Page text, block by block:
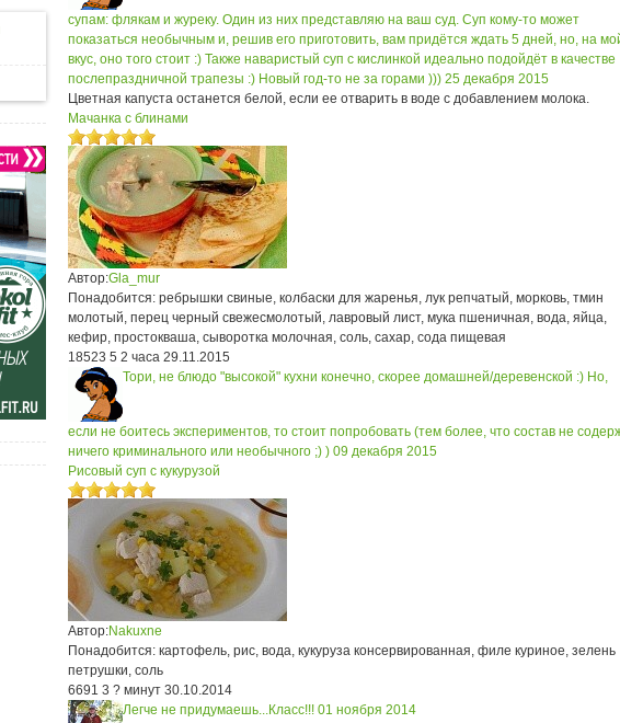
супам: флякам и журеку. Один из них представляю на ваш суд. Суп кому-то может
показаться необычным и, решив его приготовить, вам придётся ждать 5 дней, но, на
вкус, оно того стоит :) Также наваристый суп с кислинкой идеально подойдёт в качестве
послепраздничной трапезы :) Новый год-то не за горами ))) 25 декабря 2015
Цветная капуста останется белой, если ее отварить в воде с добавлением молока.
Мачанка с блинами
Автор:Gla_mur
Понадобится: ребрышки свиные, колбаски для жаренья, лук репчатый, морковь, тмин
молотый, перец черный свежесмолотый, лавровый лист, мука пшеничная, вода, яйца,
кефир, простокваша, сыворотка молочная, соль, сахар, сода пищевая
18523 5 2 часа 29.11.2015
Тори, не блюдо "высокой" кухни конечно, скорее домашней/деревенской :) Но,
если не боитесь экспериментов, то стоит попробовать (тем более, что состав не
ничего криминального или необычного ;) ) 09 декабря 2015
Рисовый суп с кукурузой
Автор:Nakuxne
Понадобится: картофель, рис, вода, кукуруза консервированная, филе куриное, зелень
петрушки, соль
6691 3 ? минут 30.10.2014
Легче не придумаешь...Класс!!! 01 ноября 2014